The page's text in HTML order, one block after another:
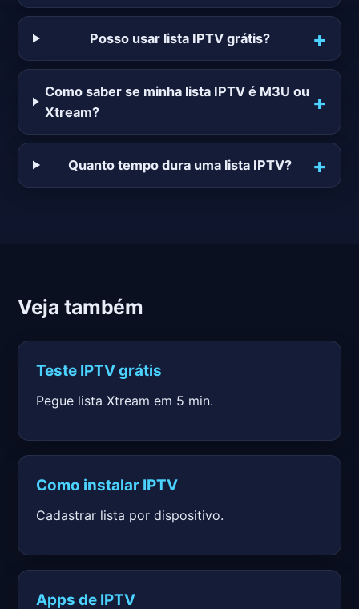
Posso usar lista IPTV grátis?
Como saber se minha lista IPTV é M3U ou
Xtream?
Quanto tempo dura uma lista IPTV?
Veja também
Teste IPTV grátis
Pegue lista Xtream em 5 min.
Como instalar IPTV
Cadastrar lista por dispositivo.
Apps de IPTV